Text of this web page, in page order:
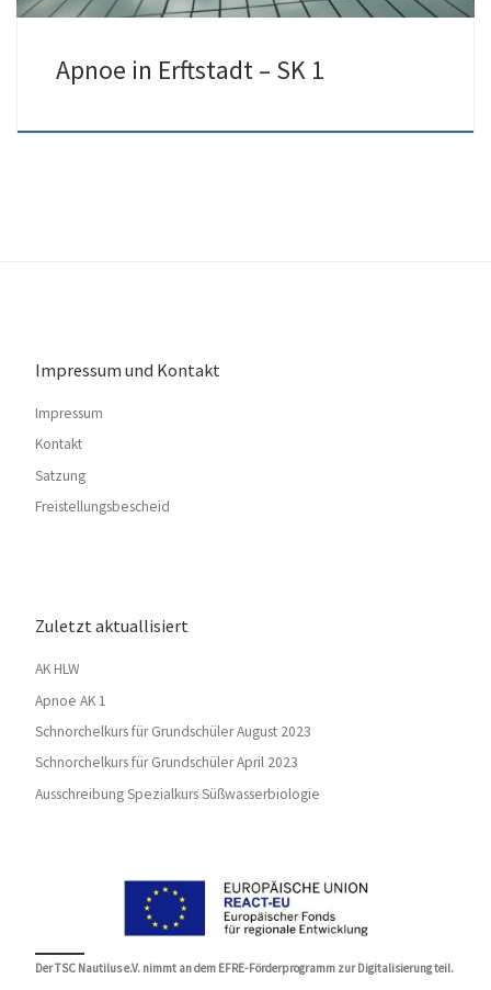
Apnoe in Erftstadt – SK 1
Impressum und Kontakt
Impressum
Kontakt
Satzung
Freistellungsbescheid
Zuletzt aktuallisiert
AK HLW
Apnoe AK 1
Schnorchelkurs für Grundschüler August 2023
Schnorchelkurs für Grundschüler April 2023
Ausschreibung Spezialkurs Süßwasserbiologie
Der TSC Nautilus e.V. nimmt an dem EFRE-Förderprogramm zur Digitalisierung teil.